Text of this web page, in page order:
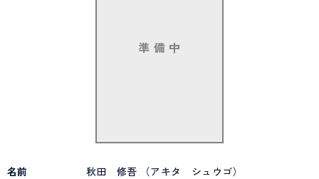
準 備 中
名前
秋田 修吾 （アキタ シュウゴ）